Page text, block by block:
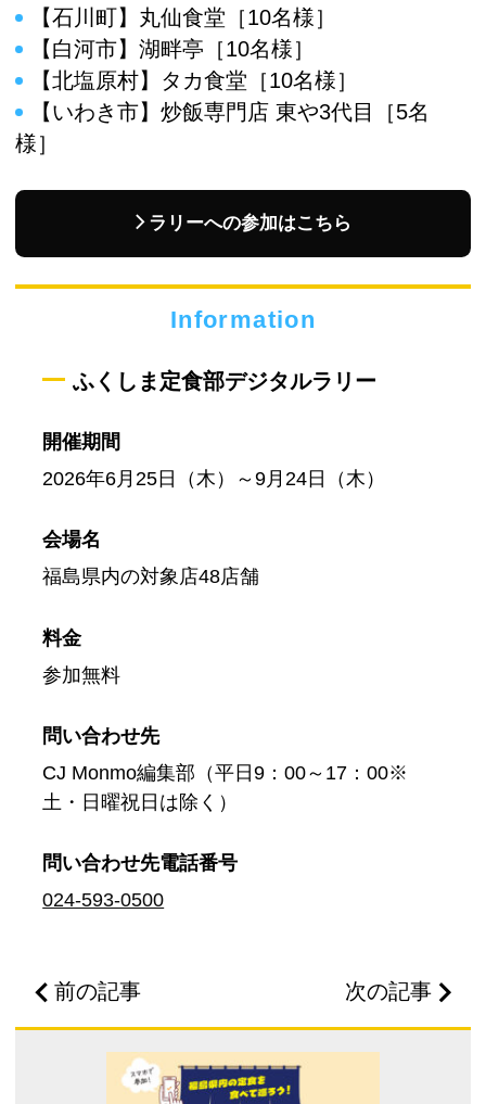
【石川町】丸仙食堂［10名様］
【白河市】湖畔亭［10名様］
【北塩原村】タカ食堂［10名様］
【いわき市】炒飯専門店 東や3代目［5名
様］
ラリーへの参加はこちら
Information
ふくしま定食部デジタルラリー
開催期間
2026年6月25日（木）～9月24日（木）
会場名
福島県内の対象店48店舗
料金
参加無料
問い合わせ先
CJ Monmo編集部（平日9：00～17：00※
土・日曜祝日は除く）
問い合わせ先電話番号
024-593-0500
前の記事 次の記事